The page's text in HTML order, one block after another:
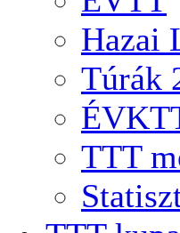
Hazai
Túrák
TTT